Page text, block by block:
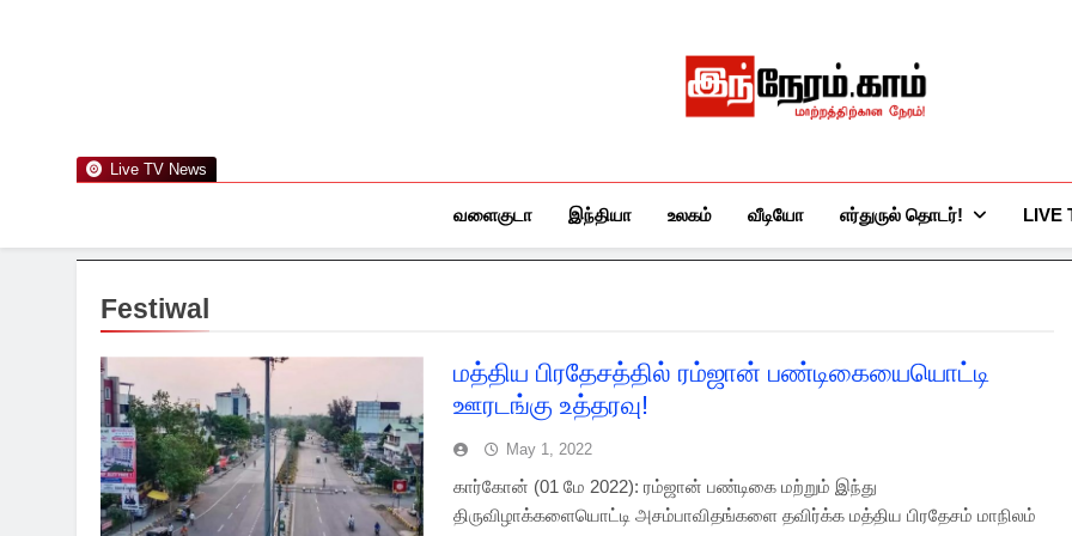
Live TV News இந்நேரம்.காம்
வளைகுடா இந்தியா உலகம் வீடியோ எர்துருல் தொடர்! LIVE
Festiwal
மத்திய பிரதேசத்தில் ரம்ஜான் பண்டிகையையொட்டி
ஊரடங்கு உத்தரவு!
May 1, 2022
கார்கோன் (01 மே 2022): ரம்ஜான் பண்டிகை மற்றும் இந்து
திருவிழாக்களையொட்டி அசம்பாவிதங்களை தவிர்க்க மத்திய பிரதேசம் மாநிலம்